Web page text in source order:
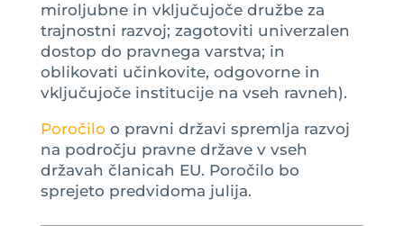
miroljubne in vključujoče družbe za
trajnostni razvoj; zagotoviti univerzalen
dostop do pravnega varstva; in
oblikovati učinkovite, odgovorne in
vključujoče institucije na vseh ravneh).
Poročilo o pravni državi spremlja razvoj
na področju pravne države v vseh
državah članicah EU. Poročilo bo
sprejeto predvidoma julija.